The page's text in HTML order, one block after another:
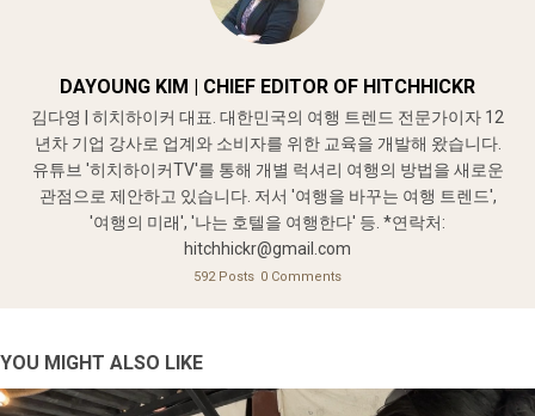
DAYOUNG KIM | CHIEF EDITOR OF HITCHHICKR
김다영 | 히치하이커 대표. 대한민국의 여행 트렌드 전문가이자 12
년차 기업 강사로 업계와 소비자를 위한 교육을 개발해 왔습니다.
유튜브 '히치하이커TV'를 통해 개별 럭셔리 여행의 방법을 새로운
관점으로 제안하고 있습니다. 저서 '여행을 바꾸는 여행 트렌드',
'여행의 미래', '나는 호텔을 여행한다' 등. *연락처:
hitchhickr@gmail.com
592 Posts 0 Comments
YOU MIGHT ALSO LIKE